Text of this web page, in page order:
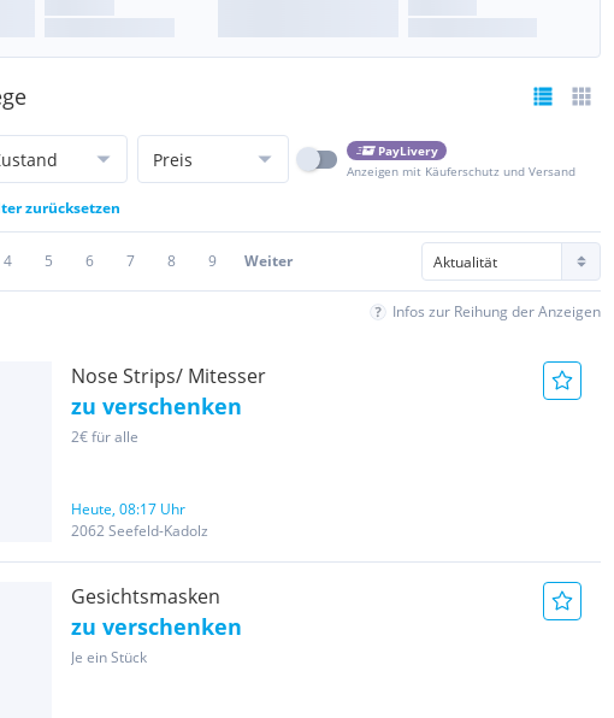
Preis
PayLivery
Anzeigen mit Käuferschutz und Versand
zurücksetzen
4 5 6 7 8 9 Weiter
Infos zur Reihung der Anzeigen
Nose Strips/ Mitesser
zu verschenken
2€ für alle
Heute, 08:17 Uhr
2062 Seefeld-Kadolz
Gesichtsmasken
zu verschenken
Je ein Stück